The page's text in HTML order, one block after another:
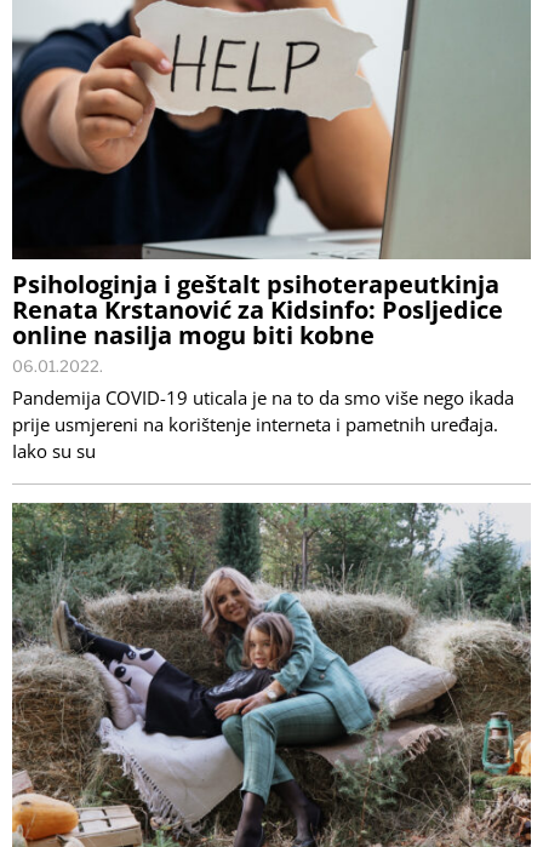
Psihologinja i geštalt psihoterapeutkinja
Renata Krstanović za Kidsinfo: Posljedice
online nasilja mogu biti kobne
06.01.2022.
Pandemija COVID-19 uticala je na to da smo više nego ikada
prije usmjereni na korištenje interneta i pametnih uređaja.
Iako su su